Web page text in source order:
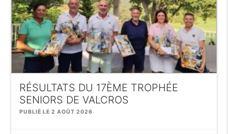
RÉSULTATS DU 17ÈME TROPHÉE
SENIORS DE VALCROS
PUBLIÉ LE 2 AOÛT 2026